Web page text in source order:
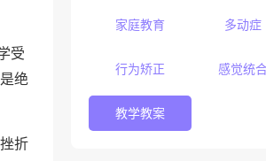
受
绝
折
家庭教育 多动症
行为矫正 感觉统
教学教案